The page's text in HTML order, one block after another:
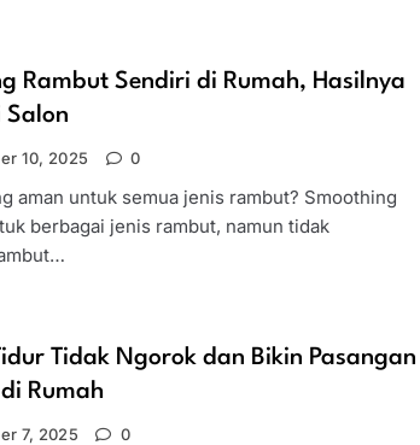
Rambut Sendiri di Rumah, Hasilnya
Salon
10, 2025 0
aman untuk semua jenis rambut? Smoothing
berbagai jenis rambut, namun tidak
Tidak Ngorok dan Bikin Pasangan
Rumah
7, 2025 0